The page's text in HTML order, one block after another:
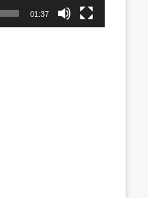
01:37